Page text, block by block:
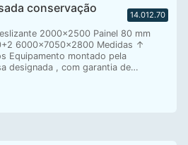
conservação
14.012.70
2000×2500 Painel 80 mm
6000x7050x2800 Medidas ↑
Equipamento montado pela
designada , com garantia de…